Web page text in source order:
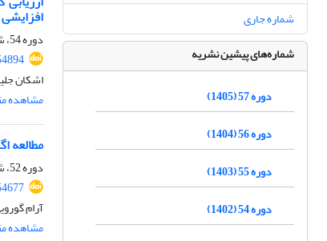
دوره 54، شماره 1، بهار 1402، صفحه
اشکان
مشاهده
مطالعه
دوره 52، شماره 2، تابستان 1400، صفحه
آرام
مشاهده
شماره جاری
شماره‌های پیشین نشریه
دوره 57 (1405)
دوره 56 (1404)
دوره 55 (1403)
دوره 54 (1402)